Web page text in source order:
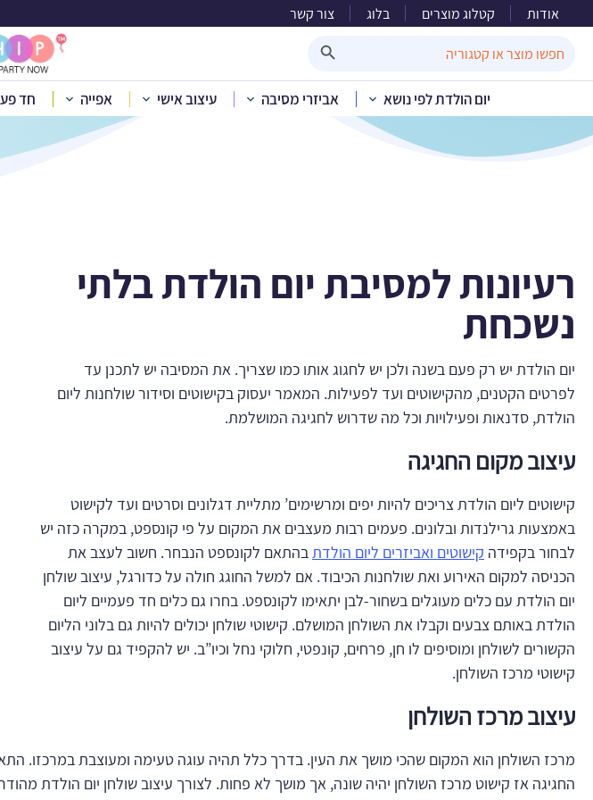
אודות קטלוג מוצרים בלוג צור קשר
for:
יום הולדת לפי נושא אביזרי מסיבה עיצוב אישי אפייה חד בית בלוג» רעיונות
רעיונות למסיבת יום הולדת בלתי
נשכחת
יום הולדת יש רק פעם בשנה ולכן יש לחגוג אותו כמו שצריך. את המסיבה יש לתכנן עד
לפרטים הקטנים, מהקישוטים ועד לפעילות. המאמר יעסוק בקישוטים וסידור שולחנות ליום
הולדת, סדנאות ופעילויות וכל מה שדרוש לחגיגה המושלמת.
עיצוב מקום החגיגה
קישוטים ליום הולדת צריכים להיות יפים ומרשימים’ מתליית דגלונים וסרטים ועד לקישוט
באמצעות גרילנדות ובלונים. פעמים רבות מעצבים את המקום על פי קונספט, במקרה כזה יש
לבחור בקפידה קישוטים ואביזרים ליום הולדתבהתאם לקונספט הנבחר. חשוב לעצב את
הכניסה למקום האירוע ואת שולחנות הכיבוד. אם למשל החוגג חולה על כדורגל, עיצוב שולחן
יום הולדת עם כלים מעוגלים בשחור-לבן יתאימו לקונספט. בחרו גם כלים חד פעמיים ליום
הולדת באותם צבעים וקבלו את השולחן המושלם. קישוטי שולחן יכולים להיות גם בלוני הליום
הקשורים לשולחן ומוסיפים לו חן, פרחים, קונפטי, חלוקי נחל וכיו”ב. יש להקפיד גם על עיצוב
קישוטי מרכז השולחן.
עיצוב מרכז השולחן
מרכז השולחן הוא המקום שהכי מושך את העין. בדרך כלל תהיה עוגה טעימה ומעוצבת
החגיגה אז קישוט מרכז השולחן יהיה שונה, אך מושך לא פחות. לצורך עיצוב שולחן יום הולדת